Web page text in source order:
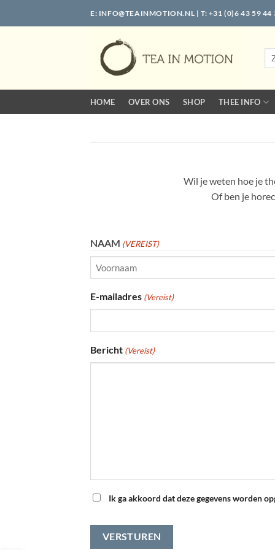
E: INFO@TEAINMOTION.NL | T: +31 (0)6 43 59 44
HOME OVER ONS SHOP THEE INFO
Wil je weten hoe je
Of ben je
NAAM (VEREIST)
E-mailadres (Vereist)
Bericht (Vereist)
INSTEMMING
Ik ga akkoord dat deze gegevens worden